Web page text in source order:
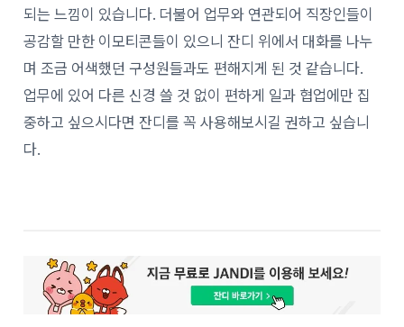
되는 느낌이 있습니다. 더불어 업무와 연관되어 직장인들이
공감할 만한 이모티콘들이 있으니 잔디 위에서 대화를 나누
며 조금 어색했던 구성원들과도 편해지게 된 것 같습니다.
업무에 있어 다른 신경 쓸 것 없이 편하게 일과 협업에만 집
중하고 싶으시다면 잔디를 꼭 사용해보시길 권하고 싶습니
다.